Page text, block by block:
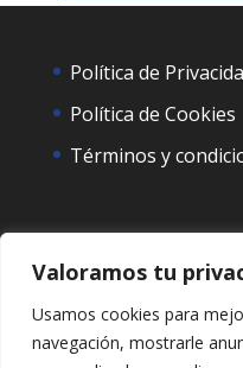
Valoramos tu
Usamos cookies para
navegación, mostrarle
Política de
Política de Cookies
Términos y